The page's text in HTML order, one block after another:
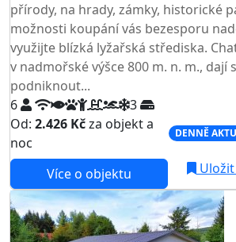
přírody, na hrady, zámky, historické
možnosti koupání vás bezesporu
využijte blízká lyžařská střediska.
v nadmořské výšce 800 m. n. m., dají
podniknout...
6
3
Od: 2.426 Kčza objekt a
noc
DENNĚ
Více o objektu